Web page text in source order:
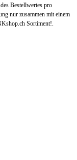
Bestellwertes pro
nur zusammen mit einem
Sortiment!.